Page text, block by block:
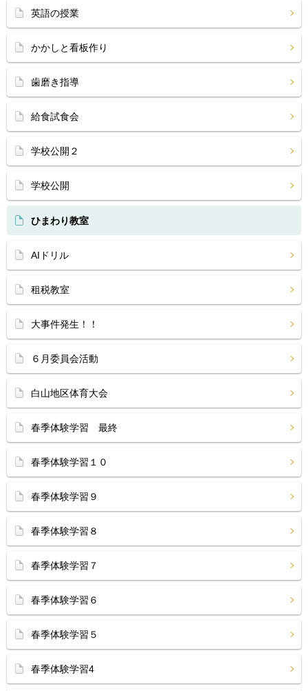
英語の授業
かかしと看板作り
歯磨き指導
給食試食会
学校公開２
学校公開
ひまわり教室
AIドリル
租税教室
大事件発生！！
６月委員会活動
白山地区体育大会
春季体験学習 最終
春季体験学習１０
春季体験学習９
春季体験学習８
春季体験学習７
春季体験学習６
春季体験学習５
春季体験学習4